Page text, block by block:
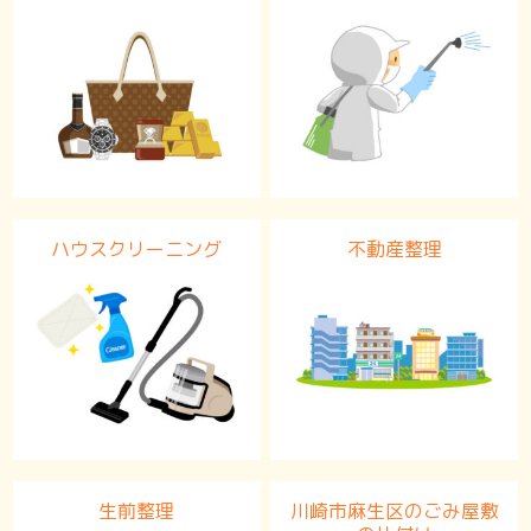
ハウスクリーニング 不動産整理
生前整理
川崎市麻生区のごみ屋敷